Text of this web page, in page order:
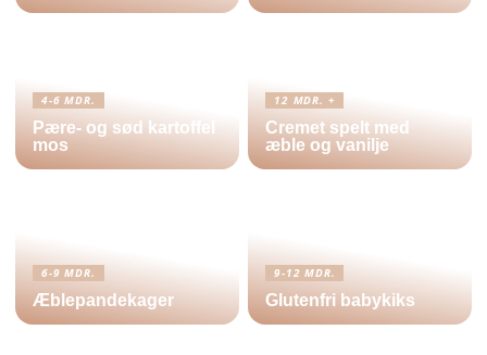
4-6 MDR.
Pære- og sød kartoffel
mos
12 MDR. +
Cremet spelt med
æble og vanilje
6-9 MDR.
Æblepandekager
9-12 MDR.
Glutenfri babykiks